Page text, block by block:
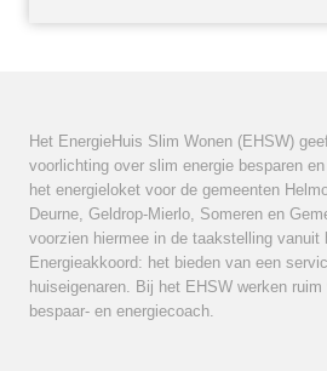
Het EnergieHuis Slim Wonen (EHSW)
voorlichting over slim energie besparen
het energieloket voor de gemeenten
Deurne, Geldrop-Mierlo, Someren en
voorzien hiermee in de taakstelling vanuit
Energieakkoord: het bieden van een
huiseigenaren. Bij het EHSW werken
bespaar- en energiecoach.